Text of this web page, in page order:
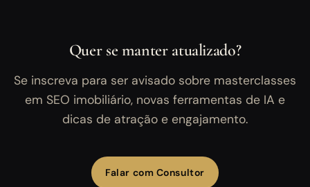
Quer se manter atualizado?
Se inscreva para ser avisado sobre masterclasses
em SEO imobiliário, novas ferramentas de IA e
dicas de atração e engajamento.
Falar com Consultor